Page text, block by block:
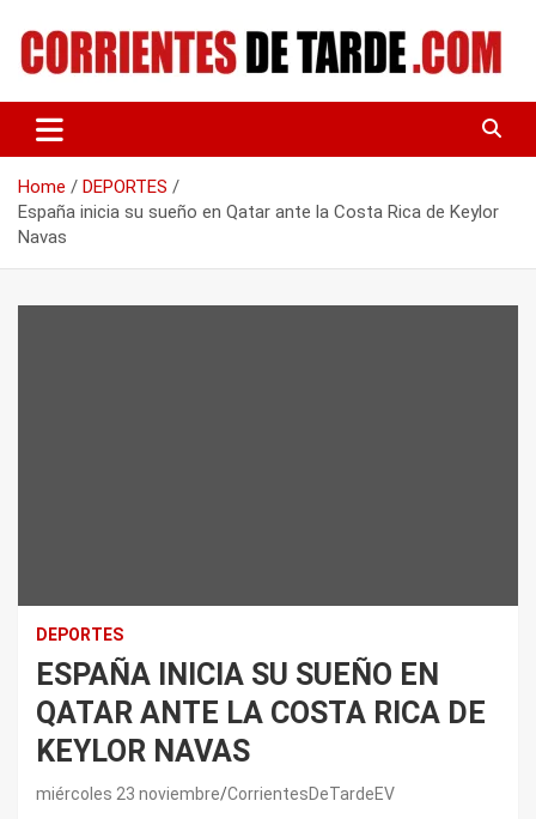
content
CORRIENTES DE TARDE
Home
DEPORTES
España inicia su sueño en Qatar ante la Costa Rica de Keylor
Navas
DEPORTES
ESPAÑA INICIA SU SUEÑO EN
QATAR ANTE LA COSTA RICA DE
KEYLOR NAVAS
miércoles 23 noviembre CorrientesDeTardeEV